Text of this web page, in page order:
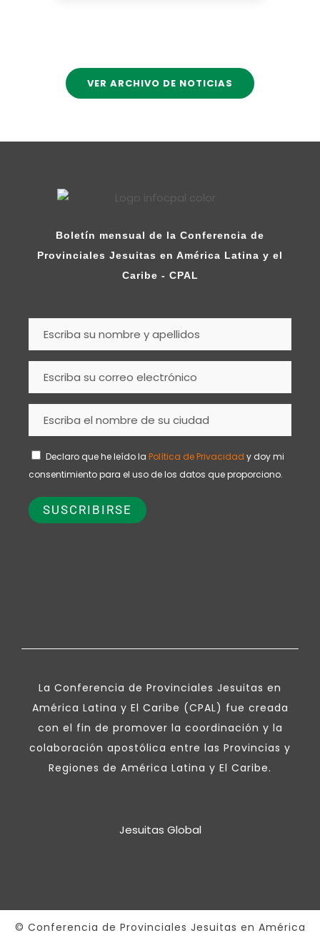
VER ARCHIVO DE NOTICIAS
Boletín mensual de la Conferencia de
Provinciales Jesuitas en América Latina y el
Caribe - CPAL
Declaro que he leído la Política de Privacidad y doy mi
consentimiento para el uso de los datos que proporciono.
La Conferencia de Provinciales Jesuitas en
América Latina y El Caribe (CPAL) fue creada
con el fin de promover la coordinación y la
colaboración apostólica entre las Provincias y
Regiones de América Latina y El Caribe.
Jesuitas Global
© Conferencia de Provinciales Jesuitas en América